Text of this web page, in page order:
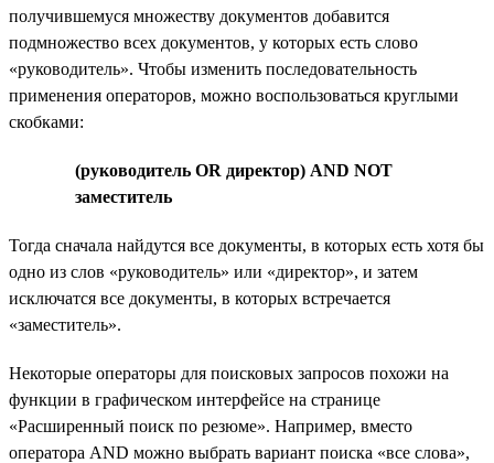
получившемуся множеству документов добавится
подмножество всех документов, у которых есть слово
«руководитель». Чтобы изменить последовательность
применения операторов, можно воспользоваться круглыми
скобками:
(руководитель OR директор) AND NOT
заместитель
Тогда сначала найдутся все документы, в которых есть хотя бы
одно из слов «руководитель» или «директор», и затем
исключатся все документы, в которых встречается
«заместитель».
Некоторые операторы для поисковых запросов похожи на
функции в графическом интерфейсе на странице
«Расширенный поиск по резюме». Например, вместо
оператора AND можно выбрать вариант поиска «все слова»,